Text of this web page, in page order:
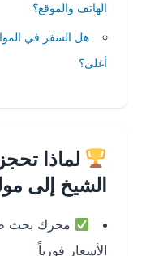
الهاتف والموقع؟
هل السفر في المواسم
لماذا تحجز
الشيخ إلى
محرك بحث طيران
الأسعار فورياً